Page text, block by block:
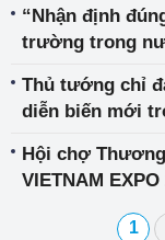
“Nhận định
trường trong
Thủ tướng chỉ
diễn biến mới
Hội chợ
VIETNAM
1